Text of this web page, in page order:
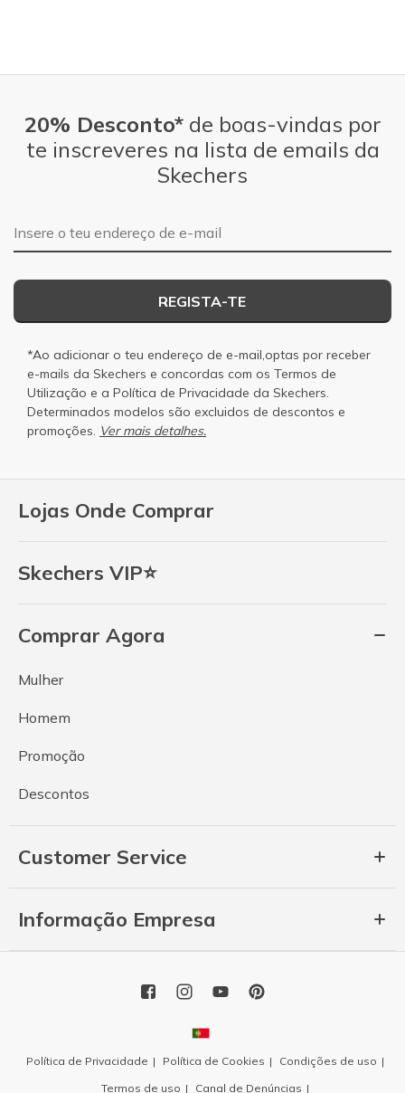
Lojas Onde Comprar
Skechers VIP⭐
Comprar Agora
Mulher
Homem
Promoção
Descontos
Customer Service
Informação Empresa
20% Desconto*de boas-vindas por
te inscreveres na lista de emails da
Skechers
Endereço de e-mail
REGISTA-TE
*Ao adicionar o teu endereço de e-mail,optas por receber
e-mails da Skechers e concordas com os Termos de
Utilização e a Política de Privacidade da Skechers.
Determinados modelos são excluidos de descontos e
promoções. Ver mais detalhes.
Política de Privacidade Política de Cookies
Condições de uso
Termos de uso
Canal de Denúncias